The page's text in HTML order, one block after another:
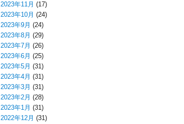
2023年11月 (17)
2023年10月 (24)
2023年9月 (24)
2023年8月 (29)
2023年7月 (26)
2023年6月 (25)
2023年5月 (31)
2023年4月 (31)
2023年3月 (31)
2023年2月 (28)
2023年1月 (31)
2022年12月 (31)